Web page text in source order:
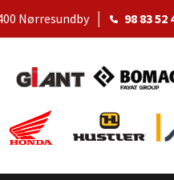
Nørresundby 98 83 52